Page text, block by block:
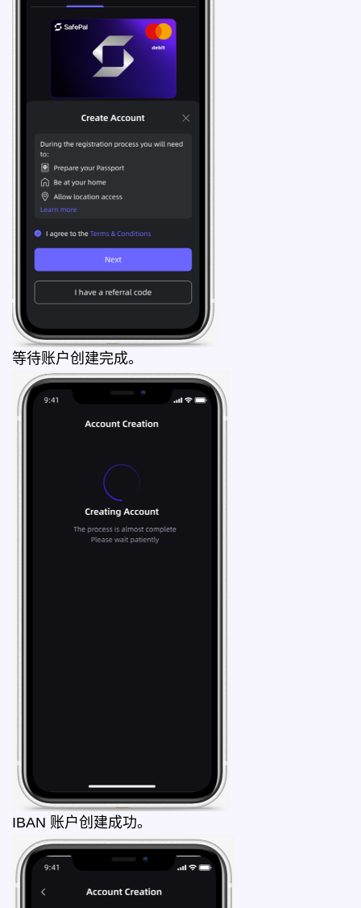
等待账户创建完成。
IBAN 账户创建成功。